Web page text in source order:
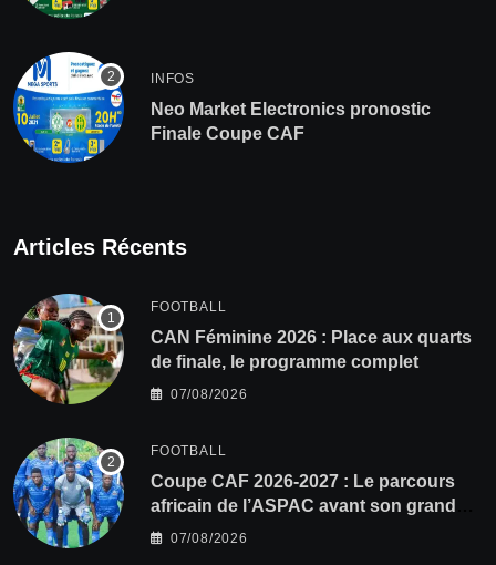
INFOS
Neo Market Electronics pronostic
Finale Coupe CAF
Articles Récents
FOOTBALL
CAN Féminine 2026 : Place aux quarts
de finale, le programme complet
07/08/2026
FOOTBALL
Coupe CAF 2026-2027 : Le parcours
africain de l’ASPAC avant son grand
retour
07/08/2026